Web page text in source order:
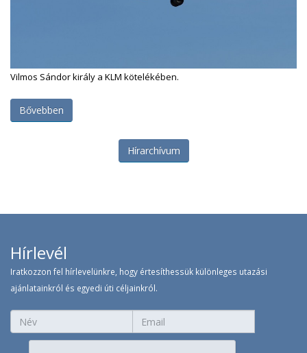
Vilmos Sándor király a KLM kötelékében.
Bővebben
Hírarchívum
Hírlevél
Iratkozzon fel hírlevelünkre, hogy értesíthessük különleges utazási
ajánlatainkról és egyedi úti céljainkról.